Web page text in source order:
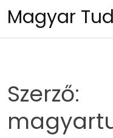
to
content
Magyar
Szerző: